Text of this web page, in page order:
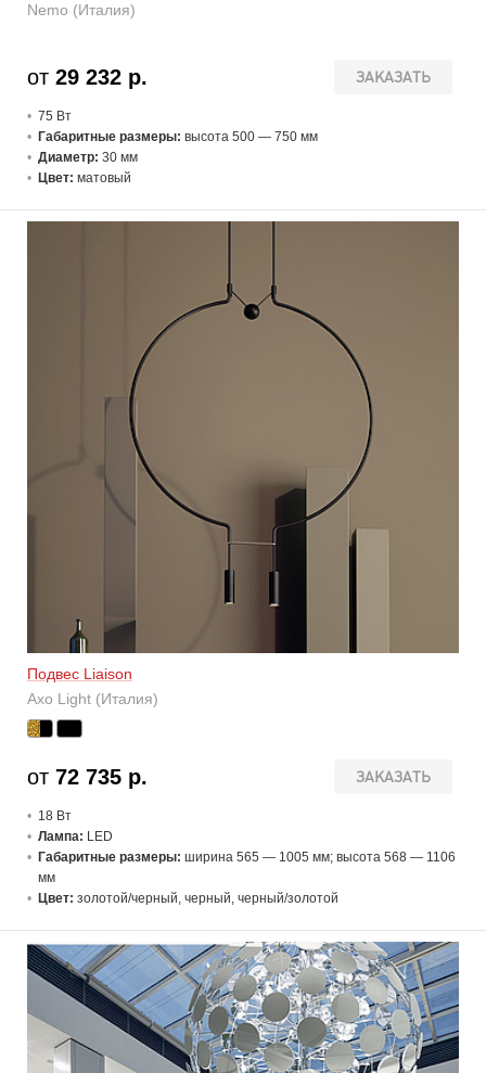
Nemo (Италия)
ЗАКАЗАТЬ
от 29 232 р.
75 Вт
Габаритные размеры: высота 500 — 750 мм
Диаметр: 30 мм
Цвет: матовый
Подвес Liaison
Axo Light (Италия)
ЗАКАЗАТЬ
от 72 735 р.
18 Вт
Лампа: LED
Габаритные размеры: ширина 565 — 1005 мм; высота 568 — 1106
мм
Цвет: золотой/черный, черный, черный/золотой